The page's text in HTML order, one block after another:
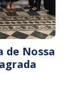
de Nossa